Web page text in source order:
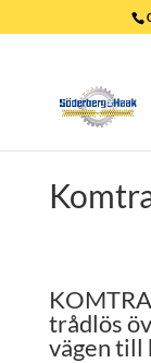
trådlös
vägen till